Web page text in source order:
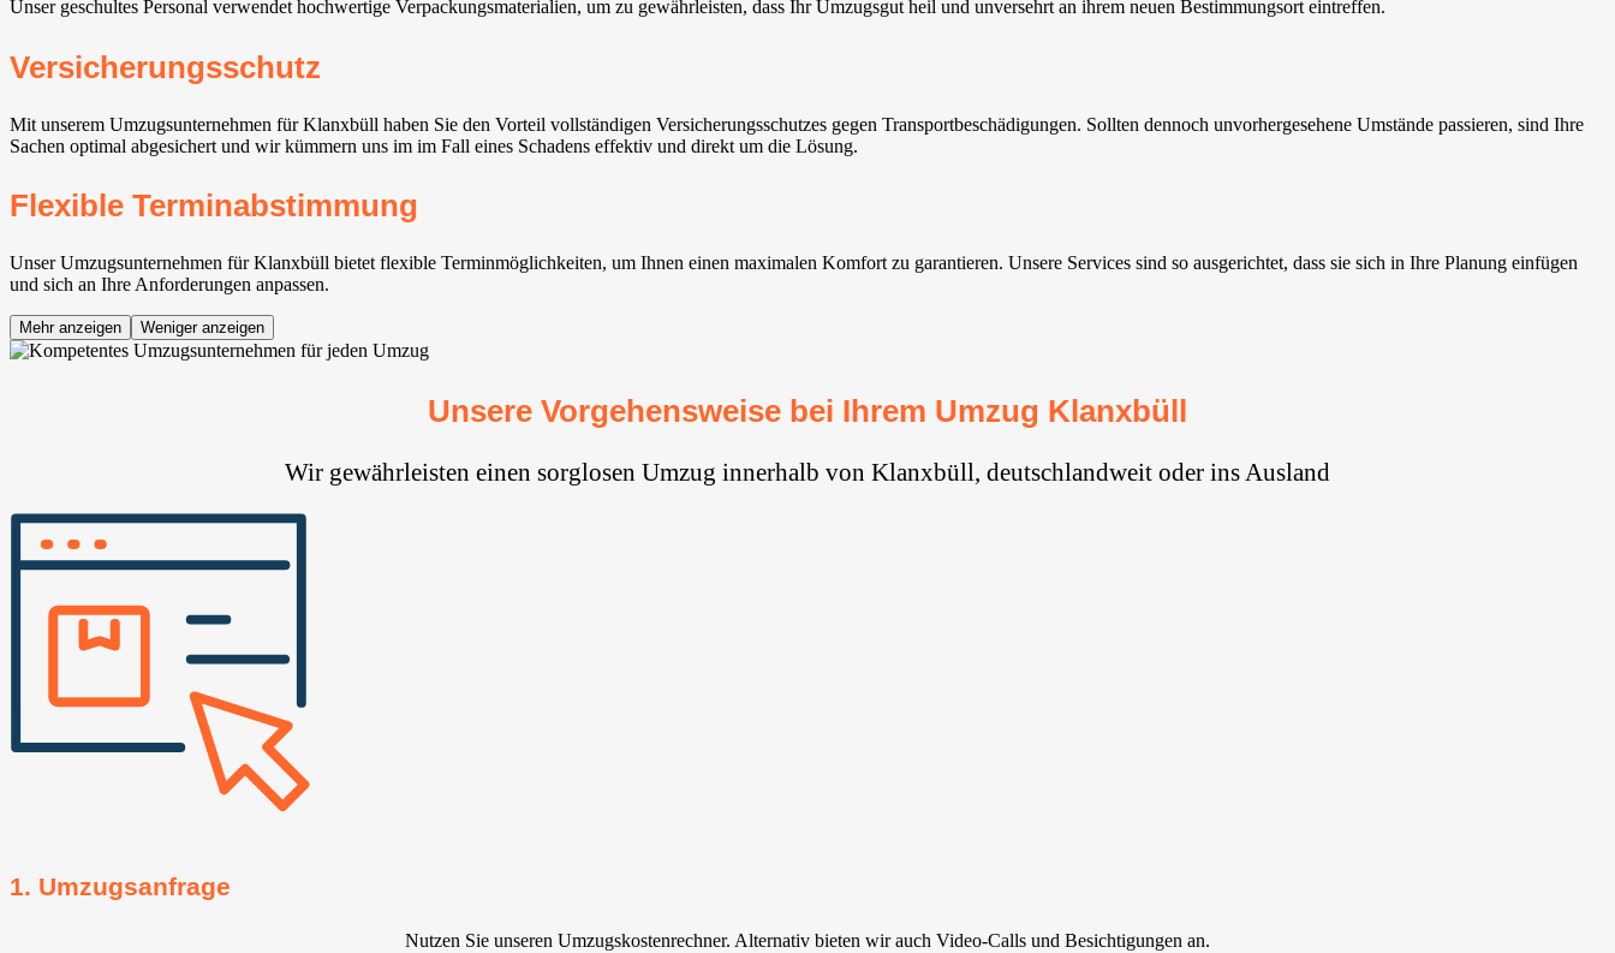
Unser geschultes Personal verwendet hochwertige Verpackungsmaterialien, um zu gewährleisten, dass Ihr Umzugsgut heil und unversehrt an ihrem neuen Bestimmungsort eintreffen.
Versicherungsschutz
Mit unserem Umzugsunternehmen für Klanxbüll haben Sie den Vorteil vollständigen Versicherungsschutzes gegen Transportbeschädigungen. Sollten dennoch unvorhergesehene Umstände passieren, sind Ihre
Sachen optimal abgesichert und wir kümmern uns im im Fall eines Schadens effektiv und direkt um die Lösung.
Flexible Terminabstimmung
Unser Umzugsunternehmen für Klanxbüll bietet flexible Terminmöglichkeiten, um Ihnen einen maximalen Komfort zu garantieren. Unsere Services sind so ausgerichtet, dass sie sich in Ihre Planung einfügen
und sich an Ihre Anforderungen anpassen.
Mehr anzeigen Weniger anzeigen
Unsere Vorgehensweise bei Ihrem Umzug Klanxbüll
Wir gewährleisten einen sorglosen Umzug innerhalb von Klanxbüll, deutschlandweit oder ins Ausland
1. Umzugsanfrage
Nutzen Sie unseren Umzugskostenrechner. Alternativ bieten wir auch Video-Calls und Besichtigungen an.